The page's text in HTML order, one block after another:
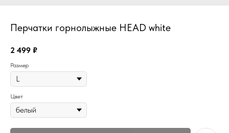
Перчатки горнолыжные HEAD white
2 499 ₽
Размер
Цвет